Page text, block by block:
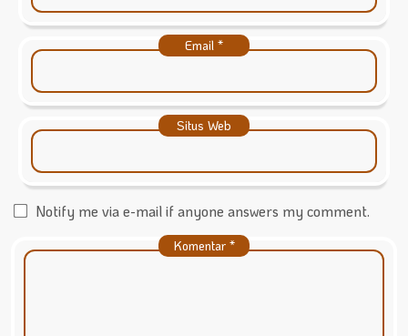
Email *
Situs Web
Notify me via e-mail if anyone answers my comment.
Komentar *